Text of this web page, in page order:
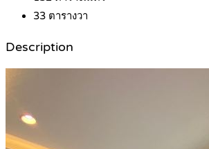
33 ตารางวา
Description